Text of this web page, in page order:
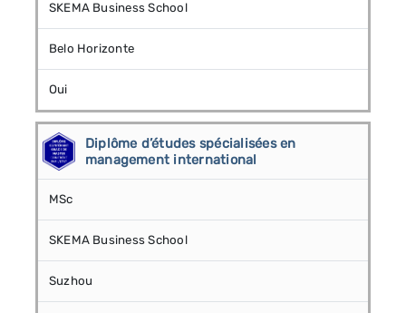
SKEMA Business School
Belo Horizonte
Oui
Diplôme d’études spécialisées en
management international
MSc
SKEMA Business School
Suzhou